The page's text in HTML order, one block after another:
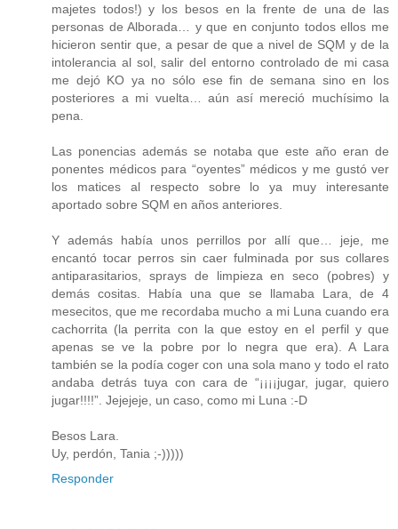
majetes todos!) y los besos en la frente de una de las
personas de Alborada… y que en conjunto todos ellos me
hicieron sentir que, a pesar de que a nivel de SQM y de la
intolerancia al sol, salir del entorno controlado de mi casa
me dejó KO ya no sólo ese fin de semana sino en los
posteriores a mi vuelta… aún así mereció muchísimo la
pena.
Las ponencias además se notaba que este año eran de
ponentes médicos para “oyentes” médicos y me gustó ver
los matices al respecto sobre lo ya muy interesante
aportado sobre SQM en años anteriores.
Y además había unos perrillos por allí que… jeje, me
encantó tocar perros sin caer fulminada por sus collares
antiparasitarios, sprays de limpieza en seco (pobres) y
demás cositas. Había una que se llamaba Lara, de 4
mesecitos, que me recordaba mucho a mi Luna cuando era
cachorrita (la perrita con la que estoy en el perfil y que
apenas se ve la pobre por lo negra que era). A Lara
también se la podía coger con una sola mano y todo el rato
andaba detrás tuya con cara de “¡¡¡¡jugar, jugar, quiero
jugar!!!!”. Jejejeje, un caso, como mi Luna :-D
Besos Lara.
Uy, perdón, Tania ;-)))))
Responder